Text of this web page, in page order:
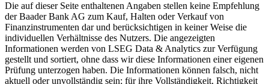
Die auf dieser Seite enthaltenen Angaben stellen keine Empfehlung
der Baader Bank AG zum Kauf, Halten oder Verkauf von
Finanzinstrumenten dar und berücksichtigen in keiner Weise die
individuellen Verhältnisse des Nutzers. Die angezeigten
Informationen werden von LSEG Data & Analytics zur Verfügung
gestellt und sortiert, ohne dass wir diese Informationen einer eigenen
Prüfung unterzogen haben. Die Informationen können falsch, nicht
aktuell oder unvollständig sein; für ihre Vollständigkeit, Richtigkeit